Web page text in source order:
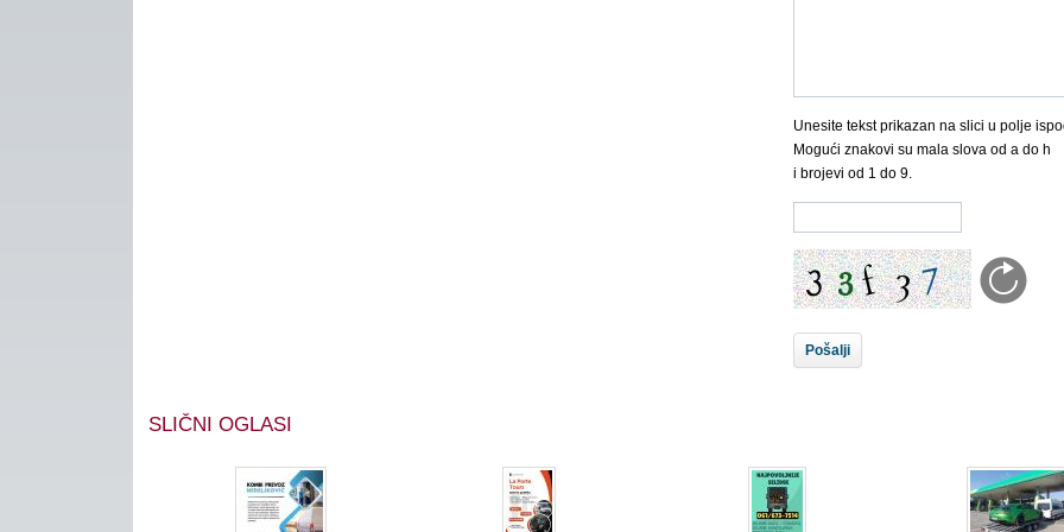
Unesite tekst prikazan na slici u polje
Mogući znakovi su mala slova od a do h
i brojevi od 1 do 9.
SLIČNI OGLASI